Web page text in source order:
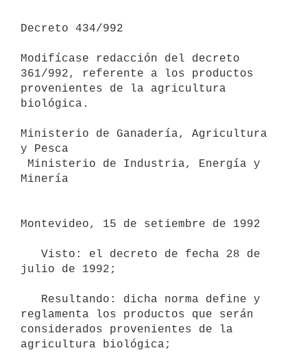
Decreto 434/992
Modifícase redacción del decreto
361/992, referente a los productos
provenientes de la agricultura
biológica.
Ministerio de Ganadería, Agricultura
y Pesca
Minería
Montevideo, 15 de setiembre de 1992
julio de 1992;
reglamenta los productos que serán
considerados provenientes de la
agricultura biológica;